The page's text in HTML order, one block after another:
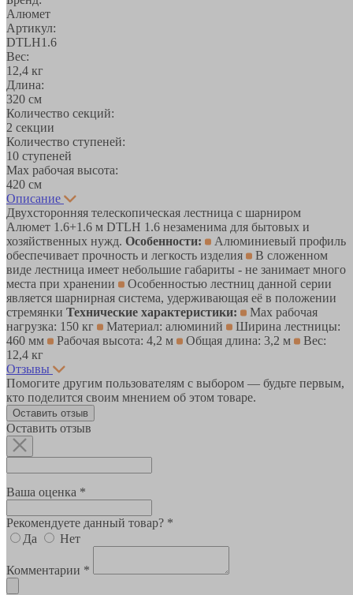
Алюмет
Артикул:
DTLH1.6
Вес:
12,4 кг
Длина:
320 см
Количество секций:
2 секции
Количество ступеней:
10 ступеней
Max рабочая высота:
420 см
Описание
Двухсторонняя телескопическая лестница с шарниром
Алюмет 1.6+1.6 м DTLH 1.6 незаменима для бытовых и
хозяйственных нужд. Особенности:
Алюминиевый профиль
обеспечивает прочность и легкость изделия
В сложенном
виде лестница имеет небольшие габариты - не занимает много
места при хранении
Особенностью лестниц данной серии
является шарнирная система, удерживающая её в положении
стремянки Технические характеристики:
Мах рабочая
нагрузка: 150 кг
Материал: алюминий
Ширина лестницы:
460 мм
Рабочая высота: 4,2 м Общая длина: 3,2 м
Вес:
12,4 кг
Отзывы
Помогите другим пользователям с выбором — будьте первым,
кто поделится своим мнением об этом товаре.
Оставить отзыв
Оставить отзыв
Ваша оценка *
Рекомендуете данный товар? *
Да
Нет
Комментарии *